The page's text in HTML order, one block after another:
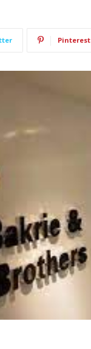
Pinterest